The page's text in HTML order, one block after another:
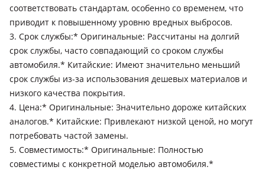
Mercedes-Benz S 450
2026 - н.в. W223 рестайлинг, 2020 - н.в. W223, 2017 - 2020
W222/C217/A217 рестайлинг, 2009 - 2013 W221 рестайлинг,
2005 - 2009 W221, 1972 - 1980 W116, 1965 - 1972 W108/W109
Mercedes-Benz S 500
2020 - н.в. W223, 2009 - 2013 W221 рестайлинг, 2013 - 2017
W222/C217/A217, 2005 - 2009 W221, 2002 - 2005 W220
рестайлинг, 1998 - 2002 W220, 1996 - 1999 W140 [2-й
рестайлинг], 1994 - 1996 W140/C140 рестайлинг, 1991 - 1993
W140/C140, 1979 - 1991 W126 / C126
Mercedes-Benz S 550
2005 - 2009 W221
соответствовать стандартам, особенно со временем, что
приводит к повышенному уровню вредных выбросов.
3. Срок службы:* Оригинальные: Рассчитаны на долгий
срок службы, часто совпадающий со сроком службы
автомобиля.* Китайские: Имеют значительно меньший
срок службы из-за использования дешевых материалов и
низкого качества покрытия.
4. Цена:* Оригинальные: Значительно дороже китайских
аналогов.* Китайские: Привлекают низкой ценой, но могут
потребовать частой замены.
5. Совместимость:* Оригинальные: Полностью
совместимы с конкретной моделью автомобиля.*